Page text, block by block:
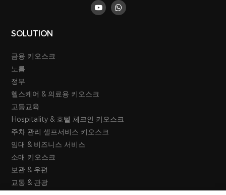
SOLUTION
금융 키오스크
노름
정부
헬스케어 & 의료용 키오스크
고등교육
Hospitality & 호텔 체크인 키오스크
주차 관리 셀프서비스 키오스크
임대 & 비즈니스 서비스
소매 키오스크
보관 & 우편
교통 & 관광